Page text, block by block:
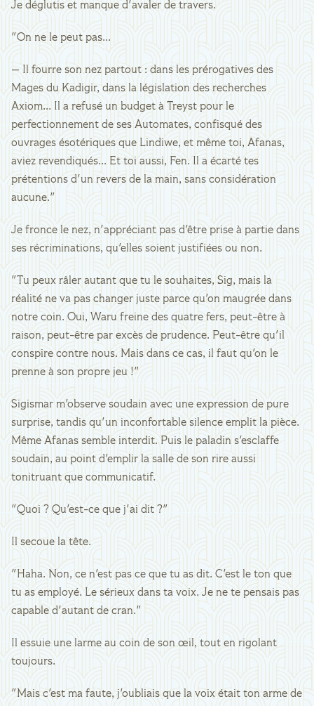
Je déglutis et manque d'avaler de travers.
"On ne le peut pas...
— Il fourre son nez partout : dans les prérogatives des
Mages du Kadigir, dans la législation des recherches
Axiom... Il a refusé un budget à Treyst pour le
perfectionnement de ses Automates, confisqué des
ouvrages ésotériques que Lindiwe, et même toi, Afanas,
aviez revendiqués... Et toi aussi, Fen. Il a écarté tes
prétentions d'un revers de la main, sans considération
aucune."
Je fronce le nez, n'appréciant pas d'être prise à partie dans
ses récriminations, qu'elles soient justifiées ou non.
"Tu peux râler autant que tu le souhaites, Sig, mais la
réalité ne va pas changer juste parce qu'on maugrée dans
notre coin. Oui, Waru freine des quatre fers, peut-être à
raison, peut-être par excès de prudence. Peut-être qu'il
conspire contre nous. Mais dans ce cas, il faut qu'on le
prenne à son propre jeu !"
Sigismar m'observe soudain avec une expression de pure
surprise, tandis qu'un inconfortable silence emplit la pièce.
Même Afanas semble interdit. Puis le paladin s'esclaffe
soudain, au point d'emplir la salle de son rire aussi
tonitruant que communicatif.
"Quoi ? Qu'est-ce que j'ai dit ?"
Il secoue la tête.
"Haha. Non, ce n'est pas ce que tu as dit. C'est le ton que
tu as employé. Le sérieux dans ta voix. Je ne te pensais pas
capable d'autant de cran."
Il essuie une larme au coin de son œil, tout en rigolant
toujours.
"Mais c'est ma faute, j'oubliais que la voix était ton arme de